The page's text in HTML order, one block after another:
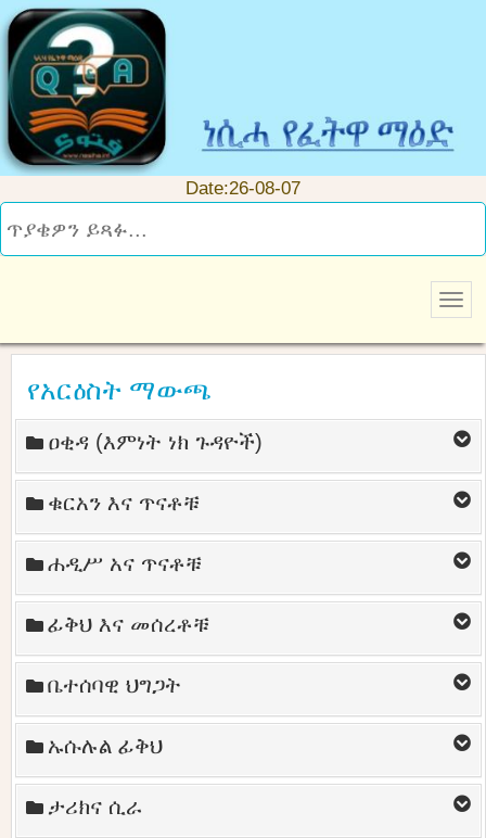
Date:26-08-07
የአርዕስት ማውጫ
ዐቂዳ (እምነት ነክ ጉዳዮች)
ቁርአን እና ጥናቶቹ
ሐዲሥ አና ጥናቶቹ
ፊቅህ እና መሰረቶቹ
ቤተሰባዊ ህግጋት
ኡሱሉል ፊቅህ
ታሪክና ሲራ